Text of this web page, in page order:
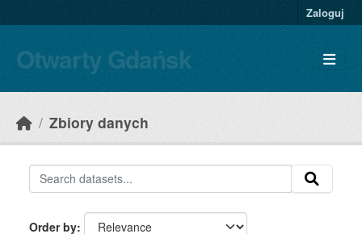
Zaloguj
Otwarty Gdańsk
Zbiory danych
Order by